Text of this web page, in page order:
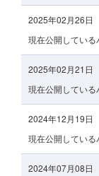
2025年02月26日
現在公開している
2025年02月21日
現在公開している
2024年12月19日
現在公開している
2024年07月08日